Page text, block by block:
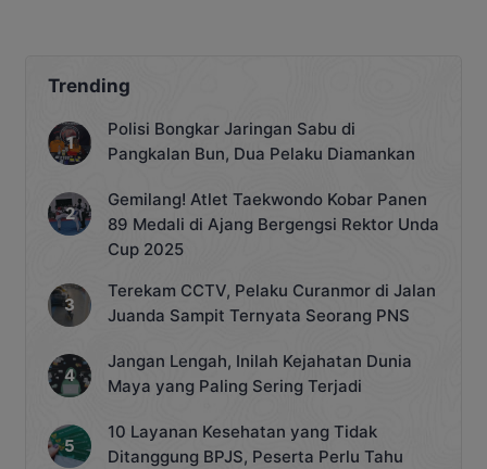
Trending
Polisi Bongkar Jaringan Sabu di
Pangkalan Bun, Dua Pelaku Diamankan
Gemilang! Atlet Taekwondo Kobar Panen
89 Medali di Ajang Bergengsi Rektor Unda
Cup 2025
Terekam CCTV, Pelaku Curanmor di Jalan
Juanda Sampit Ternyata Seorang PNS
Jangan Lengah, Inilah Kejahatan Dunia
Maya yang Paling Sering Terjadi
10 Layanan Kesehatan yang Tidak
Ditanggung BPJS, Peserta Perlu Tahu